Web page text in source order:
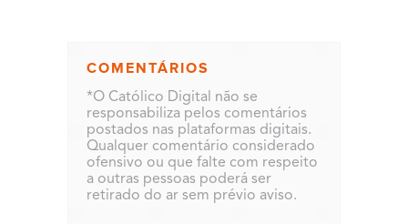
COMENTÁRIOS
*O Católico Digital não se
responsabiliza pelos comentários
postados nas plataformas digitais.
Qualquer comentário considerado
ofensivo ou que falte com respeito
a outras pessoas poderá ser
retirado do ar sem prévio aviso.